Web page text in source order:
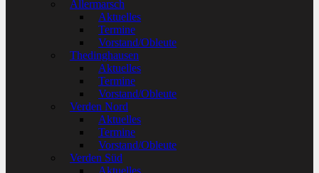
Allermarsch
Aktuelles
Termine
Vorstand/Obleute
Thedinghausen
Aktuelles
Termine
Vorstand/Obleute
Verden Nord
Aktuelles
Termine
Vorstand/Obleute
Verden Süd
Aktuelles